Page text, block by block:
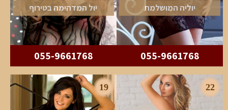
יוליה המושלמת
055-9661768
יול המדהימה בטירוף
055-9661768
22
19